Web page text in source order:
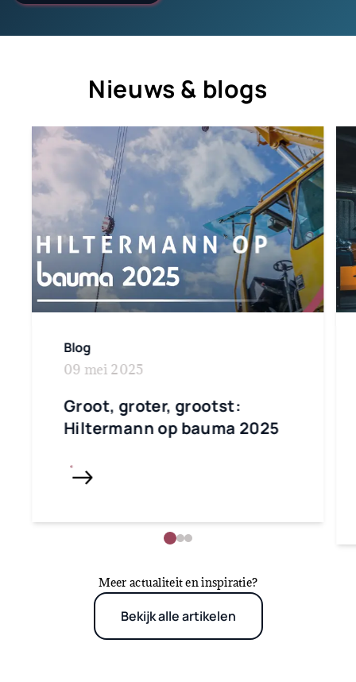
Nieuws & blogs
Blog
09 mei 2025
Groot, groter, grootst:
Hiltermann op bauma 2025
Meer actualiteit en inspiratie?
Bekijk alle artikelen